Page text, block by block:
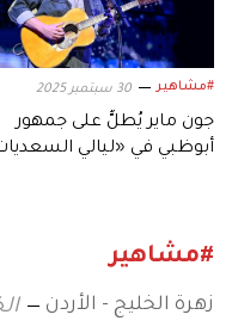
#مشاهير 30 سبتمبر 2025
جون ماير يُطلُّ على جمهور
أبوظبي في «ليالي
#مشاهير
زهرة الخليج - الأردن